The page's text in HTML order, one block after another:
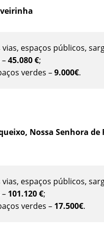
vias, espaços públicos,
45.080 €;
verdes –9.000€.
Nossa Senhora de
vias, espaços públicos,
101.120 €;
verdes – 17.500€.